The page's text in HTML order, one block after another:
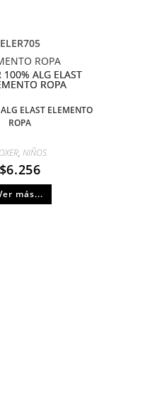
ELER705
ROPA
ELAST ELEMENTO
ROPA
, NIÑOS
$6.256
más...